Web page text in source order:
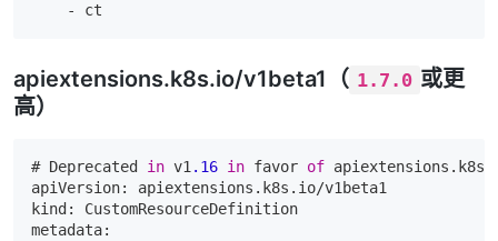
apiextensions.k8s.io/v1beta1（ 1.7.0 或更
高）
# Deprecated in v1 .16 in favor of
apiVersion: apiextensions.k8s.io/v1beta1
kind: CustomResourceDefinition
metadata: